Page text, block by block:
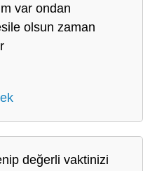
var ondan
olsun zaman
değerli vaktinizi